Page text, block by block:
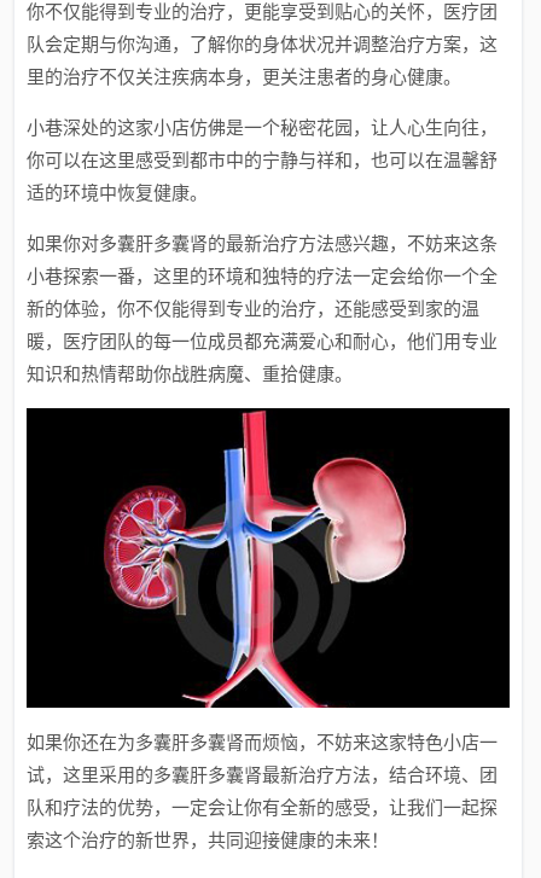
你不仅能得到专业的治疗，更能享受到贴心的关怀，医疗团
队会定期与你沟通，了解你的身体状况并调整治疗方案，这
里的治疗不仅关注疾病本身，更关注患者的身心健康。
小巷深处的这家小店仿佛是一个秘密花园，让人心生向往，
你可以在这里感受到都市中的宁静与祥和，也可以在温馨舒
适的环境中恢复健康。
如果你对多囊肝多囊肾的最新治疗方法感兴趣，不妨来这条
小巷探索一番，这里的环境和独特的疗法一定会给你一个全
新的体验，你不仅能得到专业的治疗，还能感受到家的温
暖，医疗团队的每一位成员都充满爱心和耐心，他们用专业
知识和热情帮助你战胜病魔、重拾健康。
如果你还在为多囊肝多囊肾而烦恼，不妨来这家特色小店一
试，这里采用的多囊肝多囊肾最新治疗方法，结合环境、团
队和疗法的优势，一定会让你有全新的感受，让我们一起探
索这个治疗的新世界，共同迎接健康的未来！